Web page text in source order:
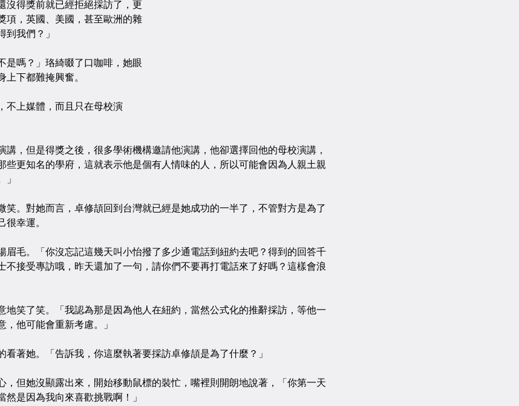
沒得獎前就已經拒絕採訪了，更
項，英國、美國，甚至歐洲的雜
到我們？」
嗎？」珞綺啜了口咖啡，她眼
上下都難掩興奮。
上媒體，而且只在母校演
，但是得獎之後，很多學術機構邀請他演講，他卻選擇回他的母校演講，
些更知名的學府，這就表示他是個有人情味的人，所以可能會因為人親土親
」
。對她而言，卓修頡回到台灣就已經是她成功的一半了，不管對方是為了
很幸運。
毛。「你沒忘記這幾天叫小怡撥了多少通電話到紐約去吧？得到的回答千
不接受專訪哦，昨天還加了一句，請你們不要再打電話來了好嗎？這樣會浪
笑了笑。「我認為那是因為他人在紐約，當然公式化的推辭採訪，等他一
，他可能會重新考慮。」
著她。「告訴我，你這麼執著要採訪卓修頡是為了什麼？」
但她沒顯露出來，開始移動鼠標的裝忙，嘴裡則開朗地說著，「你第一天
是因為我向來喜歡挑戰啊！」